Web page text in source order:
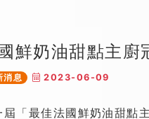
鮮奶油甜點主廚
消息 2023-06-09
屆「最佳法國鮮奶油甜點